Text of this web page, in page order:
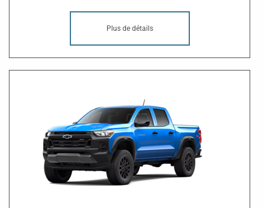
Plus de détails